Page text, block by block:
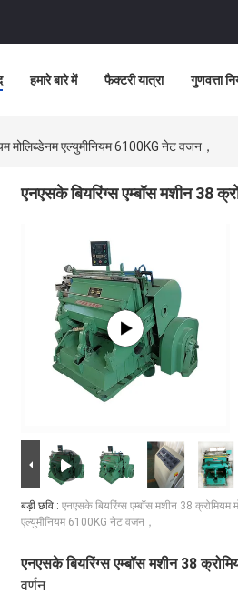
हमारे बारे में फैक्टरी यात्रा गुणवत्ता
मोलिब्डेनम एल्युमीनियम 6100KG नेट वजन，
एनएसके बियरिंग्स एम्बॉस मशीन 38
बड़ी छवि : एनएसके बियरिंग्स एम्बॉस मशीन 38 क्रोमियम
एल्युमीनियम 6100KG नेट वजन，
एनएसके बियरिंग्स एम्बॉस मशीन 38
वर्णन